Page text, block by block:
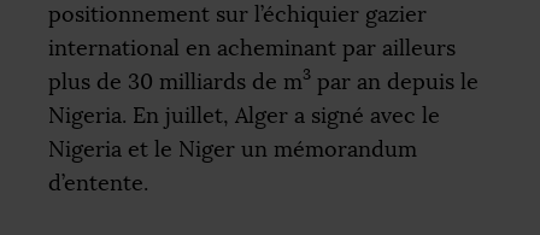
positionnement sur l’échiquier gazier
international en acheminant par ailleurs
plus de 30 milliards de m3 par an depuis le
Nigeria. En juillet, Alger a signé avec le
Nigeria et le Niger un mémorandum
d’entente.